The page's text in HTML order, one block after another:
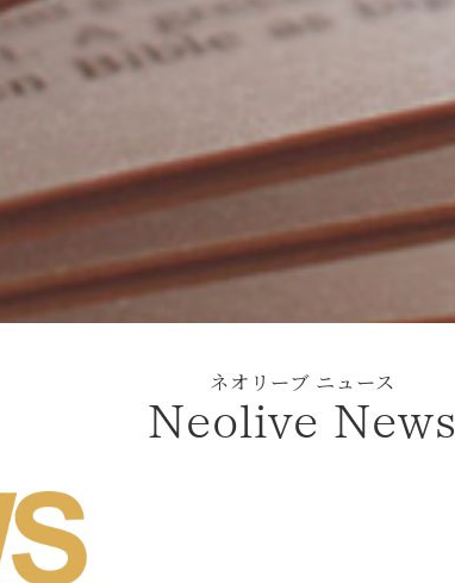
ネオリーブ ニュース
Neolive News